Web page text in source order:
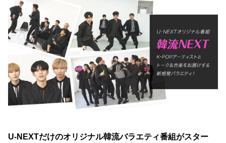
U-NEXTだけのオリジナル韓流バラエティ番組がスター